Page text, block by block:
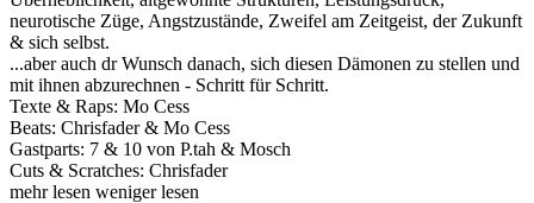
neurotische Züge, Angstzustände, Zweifel am Zeitgeist, der Zukunft
& sich selbst.
...aber auch dr Wunsch danach, sich diesen Dämonen zu stellen und
mit ihnen abzurechnen - Schritt für Schritt.
Texte & Raps: Mo Cess
Beats: Chrisfader & Mo Cess
Gastparts: 7 & 10 von P.tah & Mosch
Cuts & Scratches: Chrisfader
mehr lesen weniger lesen